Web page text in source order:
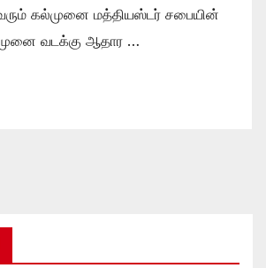
கல்முனை மத்தியஸ்டர் சபையின்
வடக்கு ஆதார …